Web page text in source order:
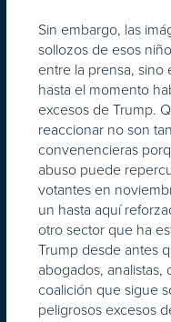
Sin embargo, las
sollozos de esos
entre la prensa,
hasta el momento
excesos de Trump.
reaccionar no son
convenencieras
abuso puede
votantes en
un hasta aquí
otro sector que ha
Trump desde antes
abogados, analistas,
coalición que sigue
peligrosos excesos